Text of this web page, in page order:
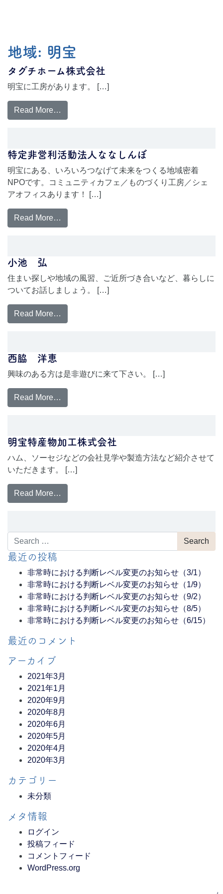
地域: 明宝
タグチホーム株式会社
明宝に工房があります。 […]
Read More…
特定非営利活動法人ななしんぼ
明宝にある、いろいろつなげて未来をつくる地域密着
NPOです。コミュニティカフェ／ものづくり工房／シェ
アオフィスあります！ […]
Read More…
小池 弘
住まい探しや地域の風習、ご近所づき合いなど、暮らしに
ついてお話しましょう。 […]
Read More…
西脇 洋恵
興味のある方は是非遊びに来て下さい。 […]
Read More…
明宝特産物加工株式会社
ハム、ソーセジなどの会社見学や製造方法など紹介させて
いただきます。 […]
Read More…
Search
最近の投稿
非常時における判断レベル変更のお知らせ（3/1）
非常時における判断レベル変更のお知らせ（1/9）
非常時における判断レベル変更のお知らせ（9/2）
非常時における判断レベル変更のお知らせ（8/5）
非常時における判断レベル変更のお知らせ（6/15）
最近のコメント
アーカイブ
2021年3月
2021年1月
2020年9月
2020年8月
2020年6月
2020年5月
2020年4月
2020年3月
カテゴリー
未分類
メタ情報
ログイン
投稿フィード
コメントフィード
WordPress.org